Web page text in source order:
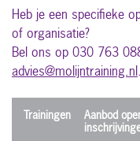
Heb je een specifieke
of organisatie?
Bel ons op 030 763
advies@molijntraining.nl
Trainingen
Aanbod